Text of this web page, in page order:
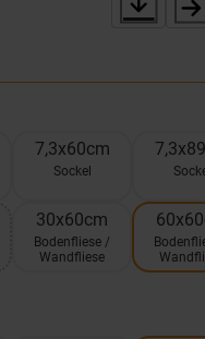
7,3x60cm
Sockel
30x60cm
Bodenfliese /
Wandfliese